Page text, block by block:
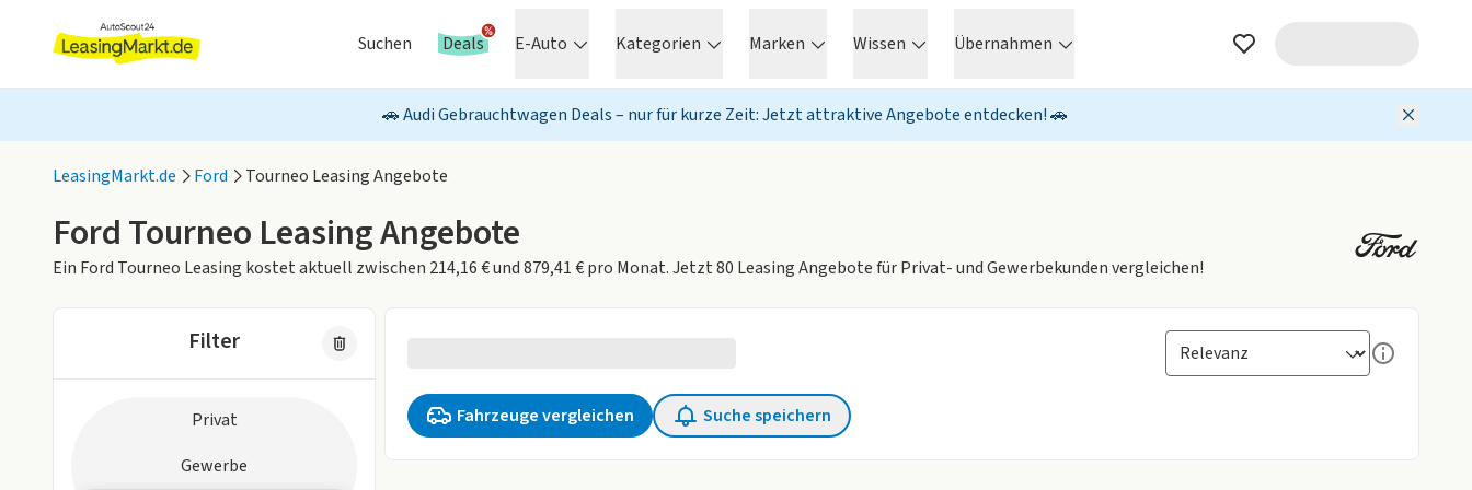
Suchen Deals E-Auto Kategorien Marken Wissen Übernahmen
🚗 Audi Gebrauchtwagen Deals – nur für kurze Zeit: Jetzt attraktive Angebote entdecken! 🚗
LeasingMarkt.de Ford Tourneo Leasing Angebote
Ford Tourneo Leasing Angebote
Ein Ford Tourneo Leasing kostet aktuell zwischen 214,16 € und 879,41 € pro Monat. Jetzt 80 Leasing Angebote für Privat- und Gewerbekunden vergleichen!
Filter
Privat
Gewerbe
Fahrzeuge vergleichen
0 Fahrzeuge ausgewählt Suche speichern
Keine aktiven Filter